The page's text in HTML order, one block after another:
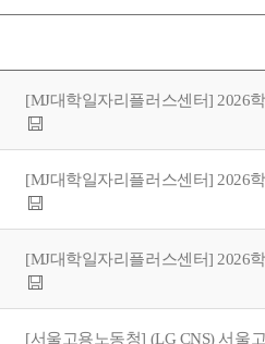
[서울고용노동청] (LG CNS) 서울